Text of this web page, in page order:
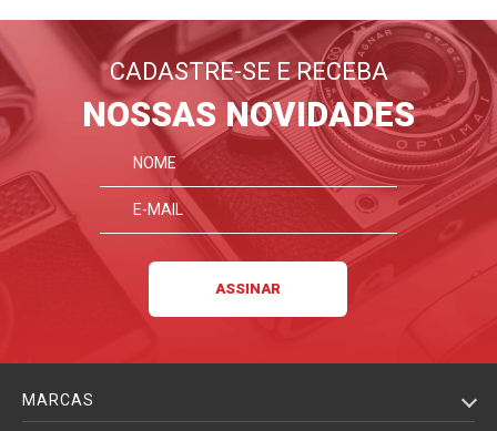
E tudo sobre fotografia
FIQUE POR DENTRO
CADASTRE-SE E RECEBA
NOSSAS NOVIDADES
MARCAS